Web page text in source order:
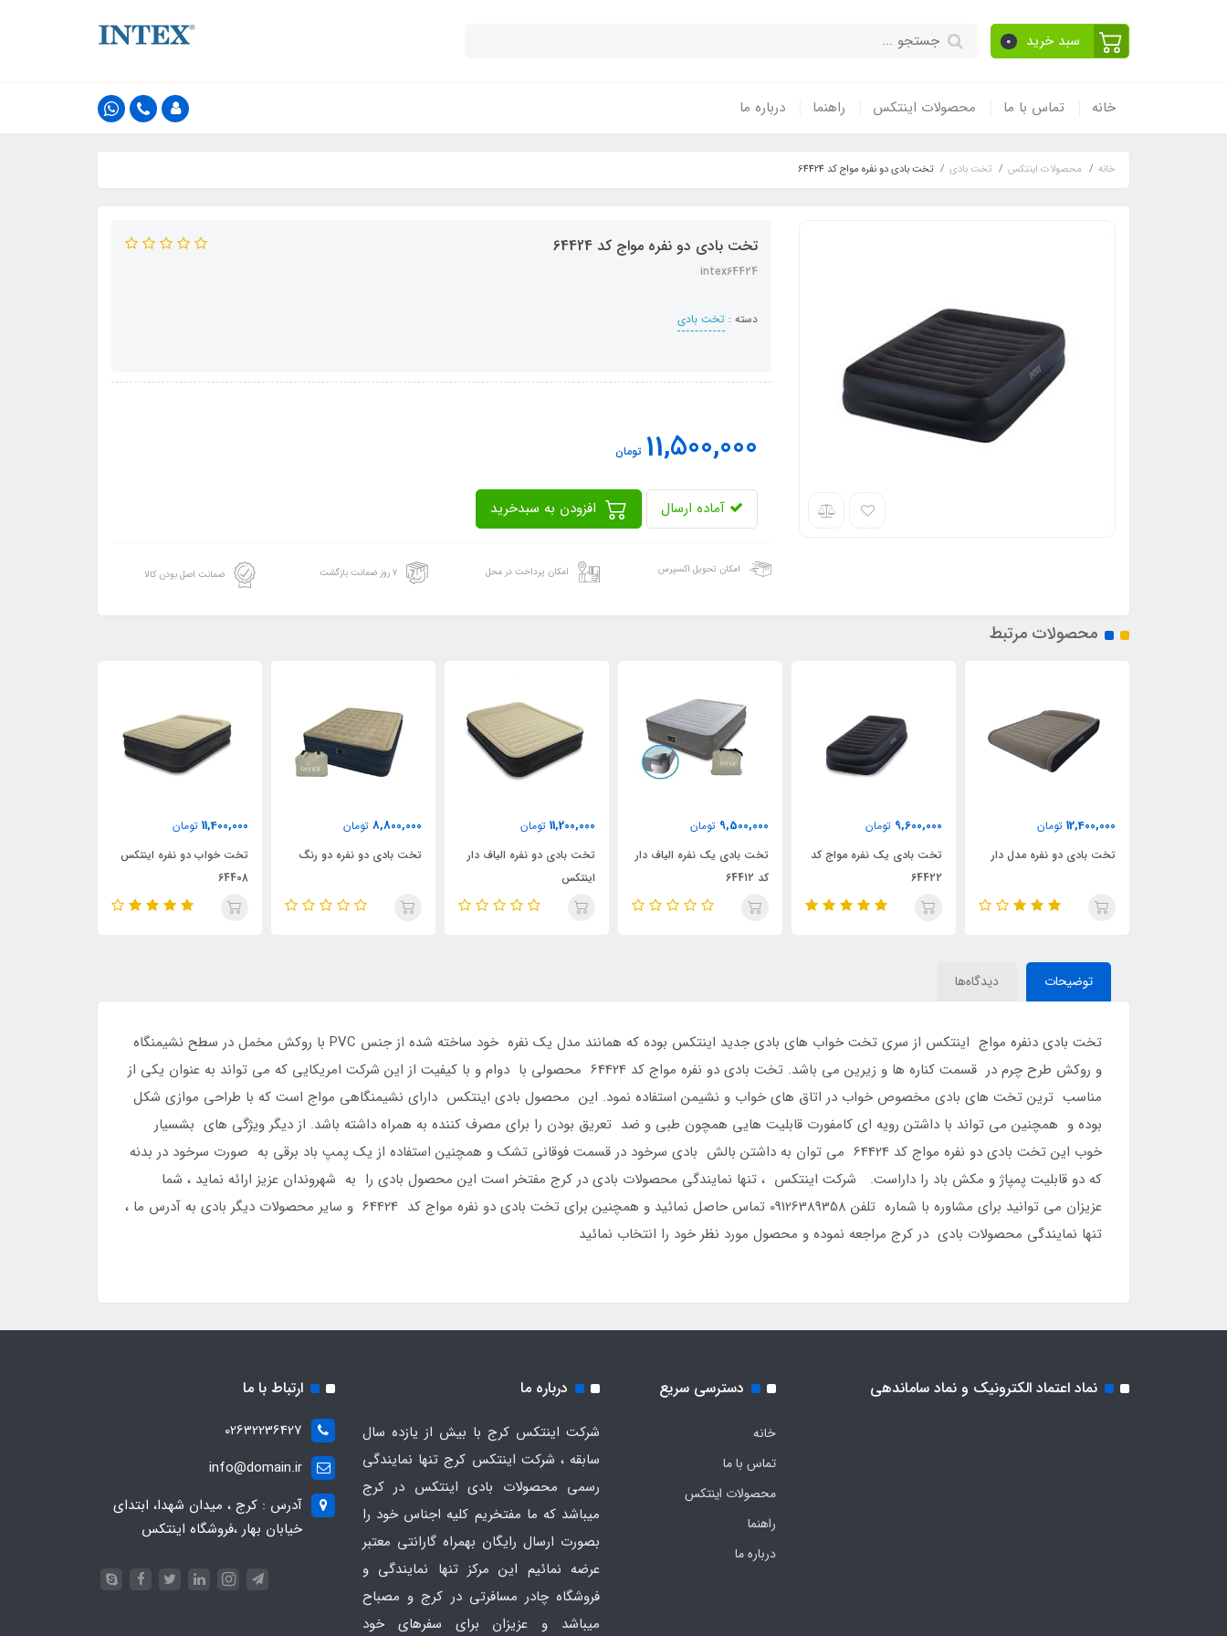
سبد خرید 0
خانه تماس با ما محصولات اینتکس راهنما درباره ما
خانه محصولات اینتکس تخت بادی تخت بادی دو نفره مواج کد 64424
تخت بادی دو نفره مواج کد 64424
intex64424
دسته : تخت بادی
11,500,000 تومان
آماده ارسال
امکان تحویل اکسپرس امکان پرداخت در محل ۷ روز ضمانت بازگشت ضمانت اصل بودن کالا
محصولات مرتبط
9,600,000 تومان
تخت بادی یک نفره مواج کد
9,500,000 تومان
تخت بادی یک نفره الیاف دار
کد 64412
11,200,000 تومان
تخت بادی دو نفره الیاف دار
اینتکس
8,800,000 تومان
تخت بادی دو نفره دو رنگ
11,400,000 تومان
تخت خواب دو نفره اینتکس
9,000,000 تومان
تخت بادی برزنتی 2 نفره
توضیحات دیدگاه‌ها
تخت بادی دنفره مواج اینتکس از سری تخت خواب های بادی جدید اینتکس بوده که همانند مدل یک نفره خود ساخته شده از جنس PVC با روکش مخمل در سطح نشیمنگاه
و روکش طرح چرم در قسمت کناره ها و زیرین می باشد. تخت بادی دو نفره مواج کد 64424 محصولی با دوام و با کیفیت از این شرکت امریکایی که می تواند به عنوان یکی از
مناسب ترین تخت های بادی مخصوص خواب در اتاق های خواب و نشیمن استفاده نمود. این محصول بادی اینتکس دارای نشیمنگاهی مواج است که با طراحی موازی شکل
بوده و همچنین می تواند با داشتن رویه ای کامفورت قابلیت هایی همچون طبی و ضد تعریق بودن را برای مصرف کننده به همراه داشته باشد. از دیگر ویژگی های بشسیار
خوب این تخت بادی دو نفره مواج کد 64424 می توان به داشتن بالش بادی سرخود در قسمت فوقانی تشک و همچنین استفاده از یک پمپ باد برقی به صورت سرخود در بدنه
که دو قابلیت پمپاژ و مکش باد را داراست. شرکت اینتکس ، تنها نمایندگی محصولات بادی در کرج مفتخر است این محصول بادی را به شهروندان عزیز ارائه نماید ، شما
عزیزان می توانید برای مشاوره با شماره تلفن 09126389358 تماس حاصل نمائید و همچنین برای تخت بادی دو نفره مواج کد 64424 و سایر محصولات دیگر بادی به آدرس ما ،
تنها نمایندگی محصولات بادی در کرج مراجعه نموده و محصول مورد نظر خود را انتخاب نمائید
نماد اعتماد الکترونیک و نماد ساماندهی دسترسی سریع
خانه
تماس با ما
محصولات اینتکس
راهنما
درباره ما
درباره ما
شرکت اینتکس کرج با بیش از یازده سال
سابقه ، شرکت اینتکس کرج تنها نمایندگی
رسمی محصولات بادی اینتکس در کرج
میباشد که ما مفتخریم کلیه اجناس خود را
بصورت ارسال رایگان بهمراه گارانتی معتبر
عرضه نمائیم این مرکز تنها نمایندگی و
فروشگاه چادر مسافرتی در کرج و مصباح
میباشد و عزیزان برای سفرهای خود
ارتباط با ما
02632236427
info@domain.ir
آدرس : کرج ، میدان شهدا، ابتدای
خیابان بهار ،فروشگاه اینتکس